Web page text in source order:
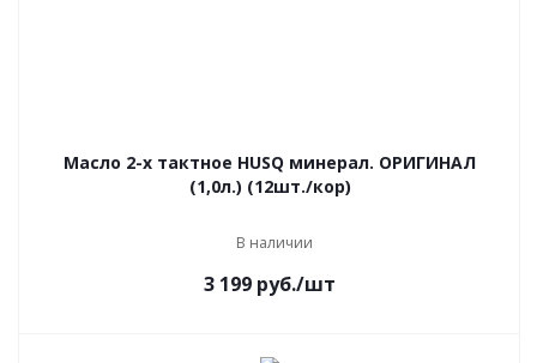
Масло 2-х тактное HUSQ минерал. ОРИГИНАЛ
(1,0л.) (12шт./кор)
В наличии
3 199 руб./шт